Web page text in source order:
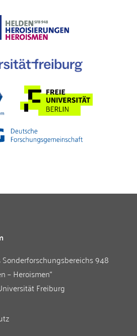
Sonderforschungsbereichs 948
– Heroismen“
Freiburg